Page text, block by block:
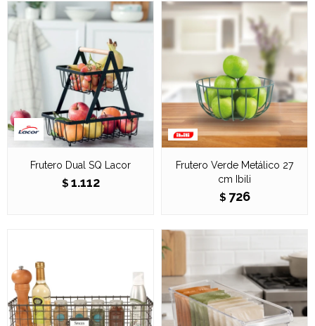
Frutero Dual SQ Lacor
$ 1.112
Frutero Verde Metálico 27
cm Ibili
$ 726